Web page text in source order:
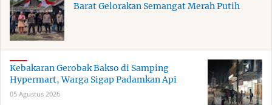
Barat Gelorakan Semangat Merah Putih
Kebakaran Gerobak Bakso di Samping
Hypermart, Warga Sigap Padamkan Api
05 Agustus 2026